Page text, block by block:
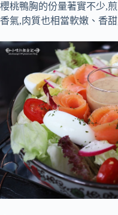
櫻桃鴨胸的份量著實不少,
香氣,肉質也相當軟嫩、香